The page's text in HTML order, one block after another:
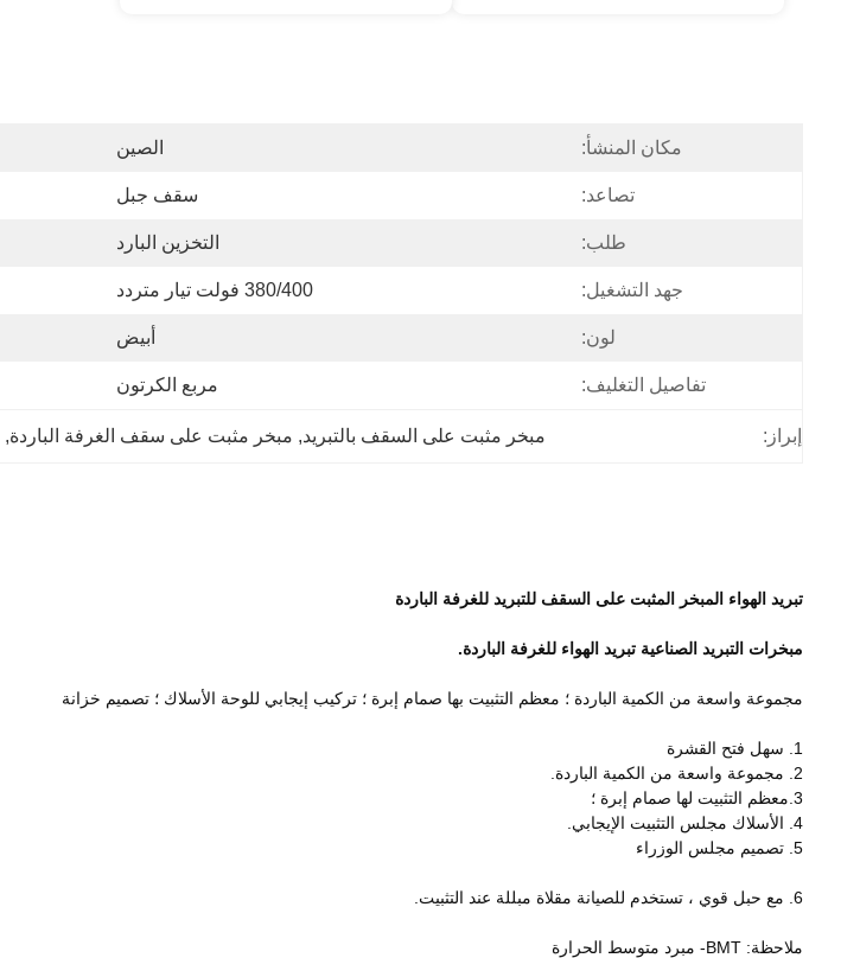
مكان المنشأ: الصين
تصاعد: سقف جبل
طلب: التخزين البارد
جهد التشغيل: 380/400 فولت تيار متردد
لون: أبيض
تفاصيل التغليف: مربع الكرتون
إبراز: مبخر مثبت على السقف بالتبريد, مبخر مثبت على سقف الغرفة الباردة,
تبريد الهواء المبخر المثبت على السقف للتبريد للغرفة الباردة
مبخرات التبريد الصناعية تبريد الهواء للغرفة الباردة.
مجموعة واسعة من الكمية الباردة ؛ معظم التثبيت بها صمام إبرة ؛ تركيب إيجابي للوحة الأسلاك ؛ تصميم خزانة
1. سهل فتح القشرة
2. مجموعة واسعة من الكمية الباردة.
3.معظم التثبيت لها صمام إبرة ؛
4. الأسلاك مجلس التثبيت الإيجابي.
5. تصميم مجلس الوزراء
6. مع حبل قوي ، تستخدم للصيانة مقلاة مبللة عند التثبيت.
ملاحظة: BMT- مبرد متوسط ​​الحرارة